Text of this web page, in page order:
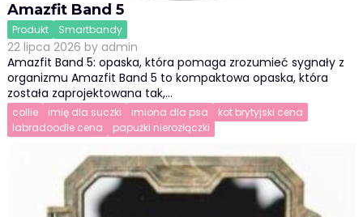
Amazfit Band 5
Produkt Smartbandy
22 lipca 2026 by admin
Amazfit Band 5: opaska, która pomaga zrozumieć sygnały z
organizmu Amazfit Band 5 to kompaktowa opaska, która
została zaprojektowana tak,…
collie imię dla suczki imiona dla psa
kot brytyjski cena
labradoodle cena
papużki nierozłączki